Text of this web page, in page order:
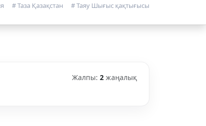
# Таза Қазақстан # Таяу Шығыс қақтығысы
Жалпы: 2 жаңалық